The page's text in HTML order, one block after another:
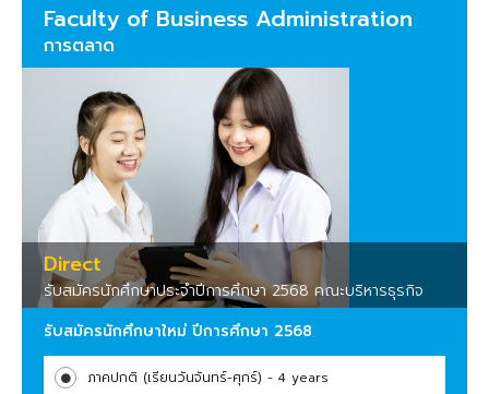
Faculty of Business Administration
การตลาด
Direct
รับสมัครนักศึกษาประจำปีการศึกษา 2568 คณะบริหารธุรกิจ
รับสมัครนักศึกษาใหม่ ปีการศึกษา 2568
ภาคปกติ (เรียนวันจันทร์-ศุกร์) - 4 years